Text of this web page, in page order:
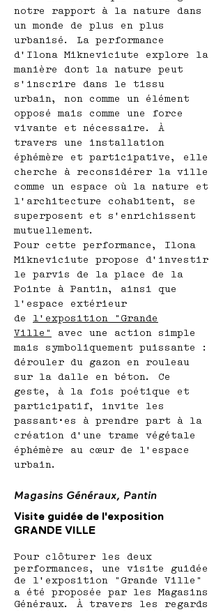
notre rapport à la nature dans
un monde de plus en plus
urbanisé. La performance
d’Ilona Mikneviciute explore la
manière dont la nature peut
s’inscrire dans le tissu
urbain, non comme un élément
opposé mais comme une force
vivante et nécessaire. À
travers une installation
éphémère et participative, elle
cherche à reconsidérer la ville
comme un espace où la nature et
l’architecture cohabitent, se
superposent et s’enrichissent
mutuellement.
Pour cette performance, Ilona
Mikneviciute propose d’investir
le parvis de la place de la
Pointe à Pantin, ainsi que
l’espace extérieur
de l’exposition "Grande
Ville"
avec une action simple
mais symboliquement puissante :
dérouler du gazon en rouleau
sur la dalle en béton. Ce
geste, à la fois poétique et
participatif, invite les
passant·es à prendre part à la
création d’une trame végétale
éphémère au cœur de l’espace
urbain.
Magasins Généraux, Pantin
Visite guidée de l'exposition
GRANDE VILLE
Pour clôturer les deux
performances, une visite guidée
de l’exposition "Grande Ville"
a été proposée par les Magasins
Généraux. À travers les regards